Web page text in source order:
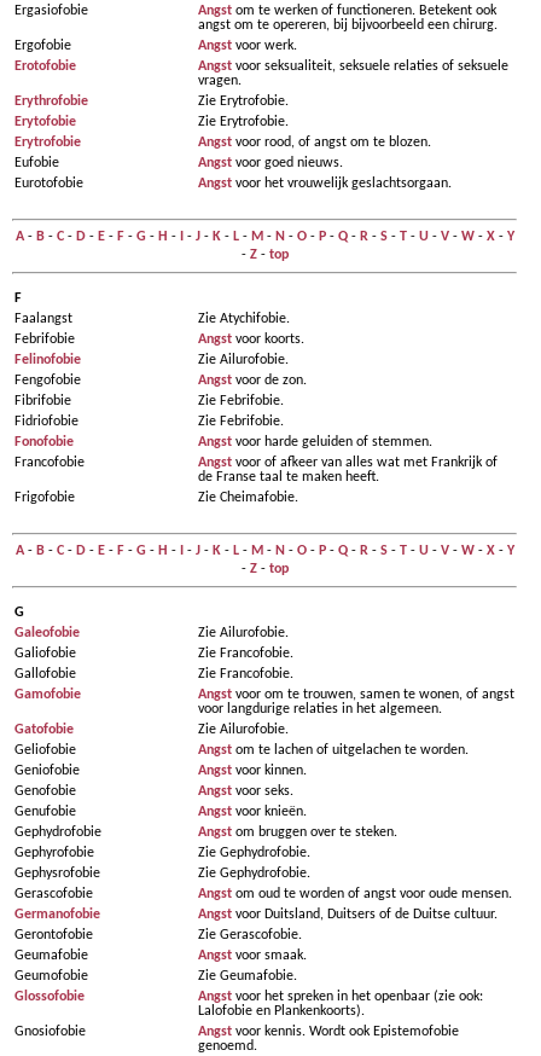
Ergasiofobie
Angst om te werken of functioneren. Betekent ook
angst om te opereren, bij bijvoorbeeld een chirurg.
Ergofobie
Angst voor werk.
Erotofobie
Angst voor seksualiteit, seksuele relaties of seksuele
vragen.
Erythrofobie
Zie Erytrofobie.
Erytofobie
Zie Erytrofobie.
Erytrofobie
Angst voor rood, of angst om te blozen.
Eufobie
Angst voor goed nieuws.
Eurotofobie
Angst voor het vrouwelijk geslachtsorgaan.
A- B- C- D- E- F - G- H - - J- K- L- M - N - O- P- Q- R- S- T- U- V- W- X- Y
- Z- top
F
Faalangst
Zie Atychifobie.
Febrifobie
Angst voor koorts.
Felinofobie
Zie Ailurofobie.
Fengofobie
Angst voor de zon.
Fibrifobie
Zie Febrifobie.
Fidriofobie
Zie Febrifobie.
Fonofobie
Angst voor harde geluiden of stemmen.
Francofobie
Angst voor of afkeer van alles wat met Frankrijk of
de Franse taal te maken heeft.
Frigofobie
Zie Cheimafobie.
A- B- C- D- E- F - G- H - - J- K- L- M - N - O- P- Q- R- S- T- U- V- W- X- Y
- Z- top
G
Galeofobie
Zie Ailurofobie.
Galiofobie
Zie Francofobie.
Gallofobie
Zie Francofobie.
Gamofobie
Angst voor om te trouwen, samen te wonen, of angst
voor langdurige relaties in het algemeen.
Gatofobie
Zie Ailurofobie.
Geliofobie
Angst om te lachen of uitgelachen te worden.
Geniofobie
Angst voor kinnen.
Genofobie
Angst voor seks.
Genufobie
Angst voor knieën.
Gephydrofobie
Angst om bruggen over te steken.
Gephyrofobie
Zie Gephydrofobie.
Gephysrofobie
Zie Gephydrofobie.
Gerascofobie
Angst om oud te worden of angst voor oude mensen.
Germanofobie
Angst voor Duitsland, Duitsers of de Duitse cultuur.
Gerontofobie
Zie Gerascofobie.
Geumafobie
Angst voor smaak.
Geumofobie
Zie Geumafobie.
Glossofobie
Angst voor het spreken in het openbaar (zie ook:
Lalofobie en Plankenkoorts).
Gnosiofobie
Angst voor kennis. Wordt ook Epistemofobie
genoemd.